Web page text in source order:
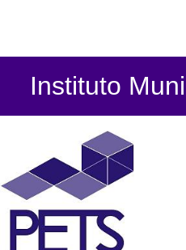
Instituto